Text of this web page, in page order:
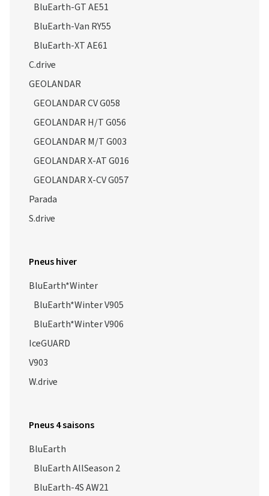
BluEarth-GT AE51
BluEarth-Van RY55
BluEarth-XT AE61
C.drive
GEOLANDAR
GEOLANDAR CV G058
GEOLANDAR H/T G056
GEOLANDAR M/T G003
GEOLANDAR X-AT G016
GEOLANDAR X-CV G057
Parada
S.drive
Pneus hiver
BluEarth*Winter
BluEarth*Winter V905
BluEarth*Winter V906
IceGUARD
V903
W.drive
Pneus 4 saisons
BluEarth
BluEarth AllSeason 2
BluEarth-4S AW21